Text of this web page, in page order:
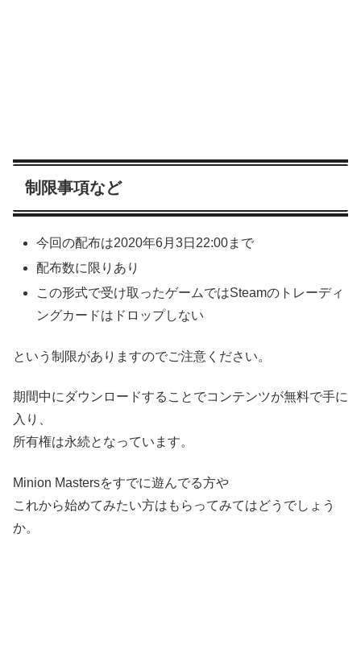
制限事項など
今回の配布は2020年6月3日22:00まで
配布数に限りあり
この形式で受け取ったゲームではSteamのトレーディ
ングカードはドロップしない
という制限がありますのでご注意ください。
期間中にダウンロードすることでコンテンツが無料で手に
入り、
所有権は永続となっています。
Minion Mastersをすでに遊んでる方や
これから始めてみたい方はもらってみてはどうでしょう
か。